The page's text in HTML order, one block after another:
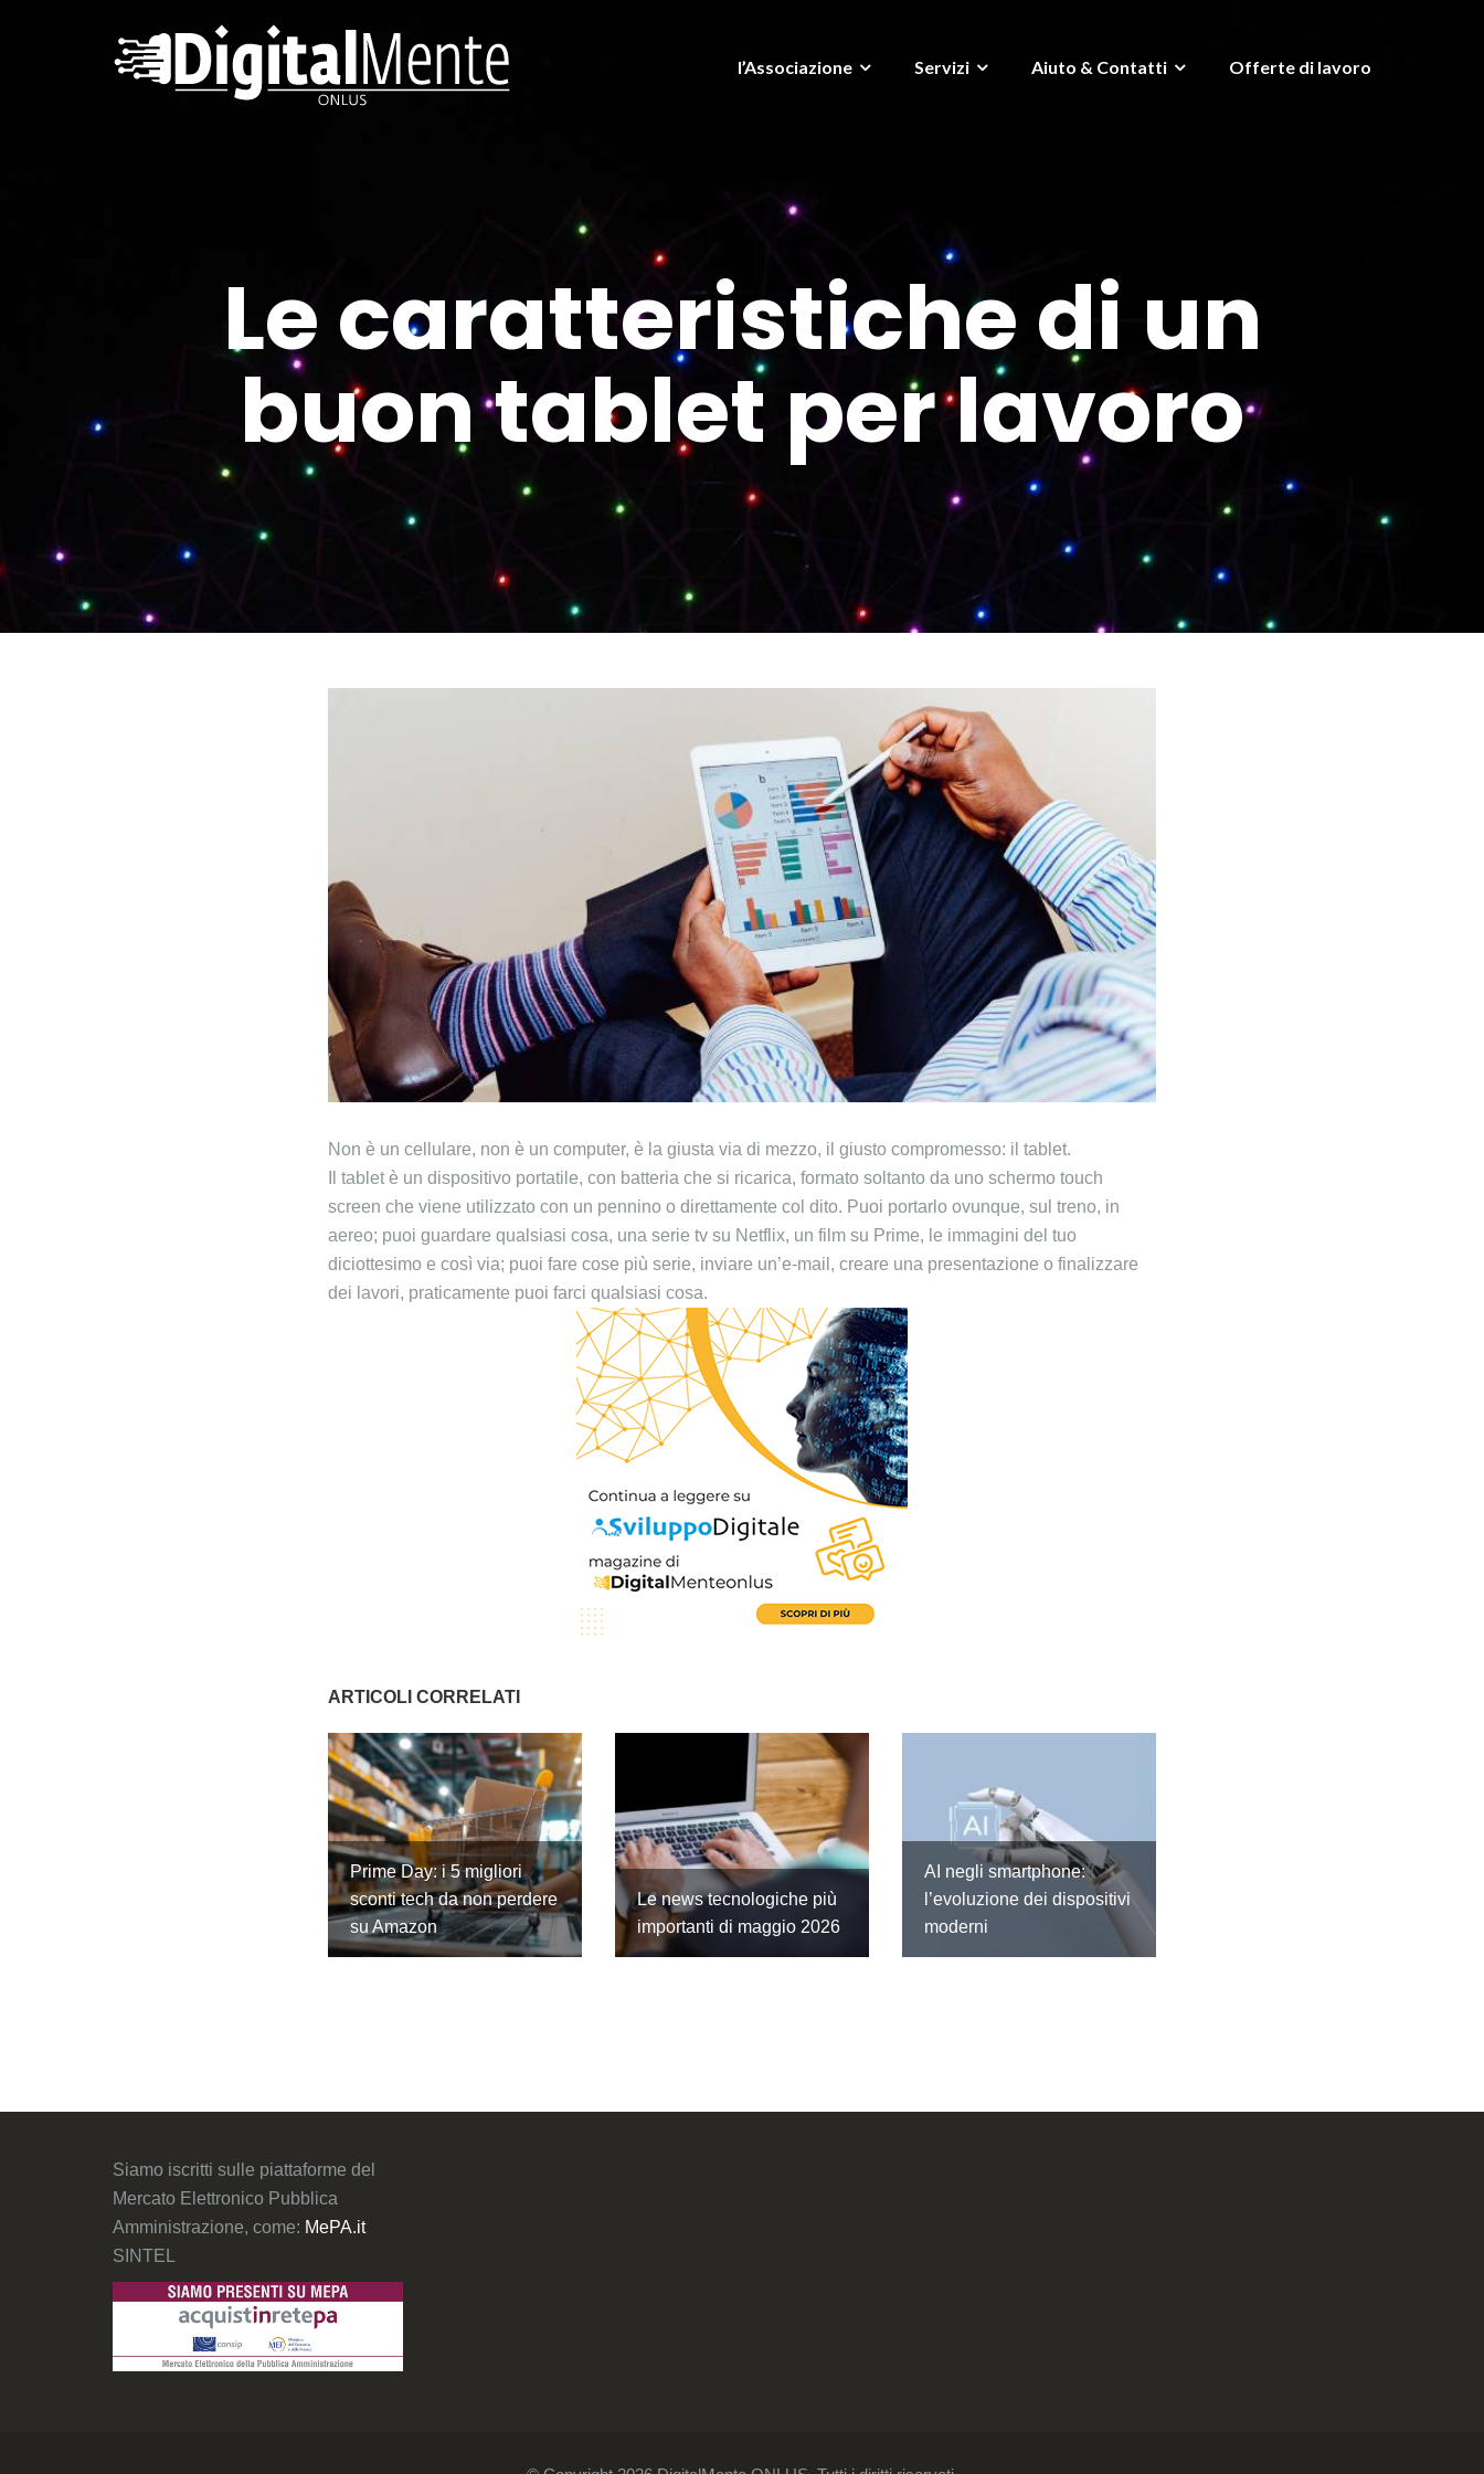
l’Associazione Servizi Aiuto & Contatti Offerte di lavoro
Le caratteristiche di un
buon tablet per lavoro
Non è un cellulare, non è un computer, è la giusta via di mezzo, il giusto compromesso: il tablet.
Il tablet è un dispositivo portatile, con batteria che si ricarica, formato soltanto da uno schermo touch
screen che viene utilizzato con un pennino o direttamente col dito. Puoi portarlo ovunque, sul treno, in
aereo; puoi guardare qualsiasi cosa, una serie tv su Netflix, un film su Prime, le immagini del tuo
diciottesimo e così via; puoi fare cose più serie, inviare un’e-mail, creare una presentazione o finalizzare
dei lavori, praticamente puoi farci qualsiasi cosa.
ARTICOLI CORRELATI
Prime Day: i 5 migliori
sconti tech da non perdere
su Amazon
Le news tecnologiche più
importanti di maggio 2026
AI negli smartphone:
l’evoluzione dei dispositivi
moderni
Siamo iscritti sulle piattaforme del
Mercato Elettronico Pubblica
Amministrazione, come: MePA.it
SINTEL